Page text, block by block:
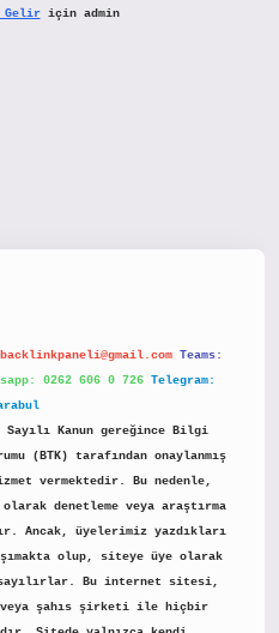
Geliriçin admin
backlinkpaneli@gmail.com Teams:
0262 606 0 726 Telegram:
Sayılı Kanun gereğince Bilgi
(BTK) tarafından onaylanmış
vermektedir. Bu nedenle,
denetleme veya araştırma
Ancak, üyelerimiz yazdıkları
olup, siteye üye olarak
sayılırlar. Bu internet sitesi,
veya şahıs şirketi ile hiçbir